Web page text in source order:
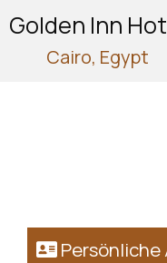
Golden Inn
Cairo, Egypt
Persönliche